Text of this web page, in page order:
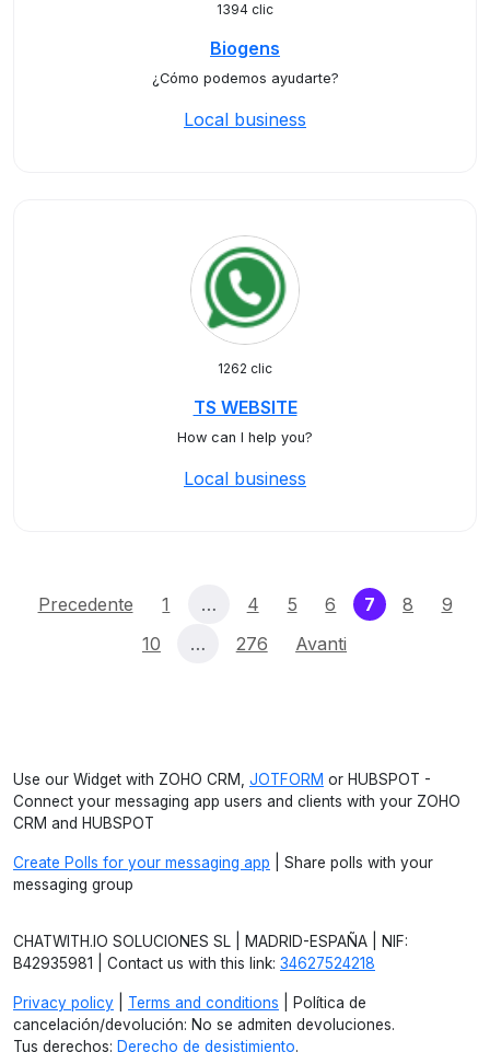
1394 clic
Biogens
¿Cómo podemos ayudarte?
Local business
1262 clic
TS WEBSITE
How can I help you?
Local business
Precedente 1 … 4 5 6 7(current)
8
9
10
… 276 Avanti
Use our Widget with ZOHO CRM, JOTFORM or HUBSPOT -
Connect your messaging app users and clients with your ZOHO
CRM and HUBSPOT
Create Polls for your messaging app | Share polls with your
messaging group
CHATWITH.IO SOLUCIONES SL | MADRID-ESPAÑA | NIF:
B42935981 | Contact us with this link: 34627524218
Privacy policy Terms and conditions | Política de
cancelación/devolución: No se admiten devoluciones.
Tus derechos: Derecho de desistimiento.